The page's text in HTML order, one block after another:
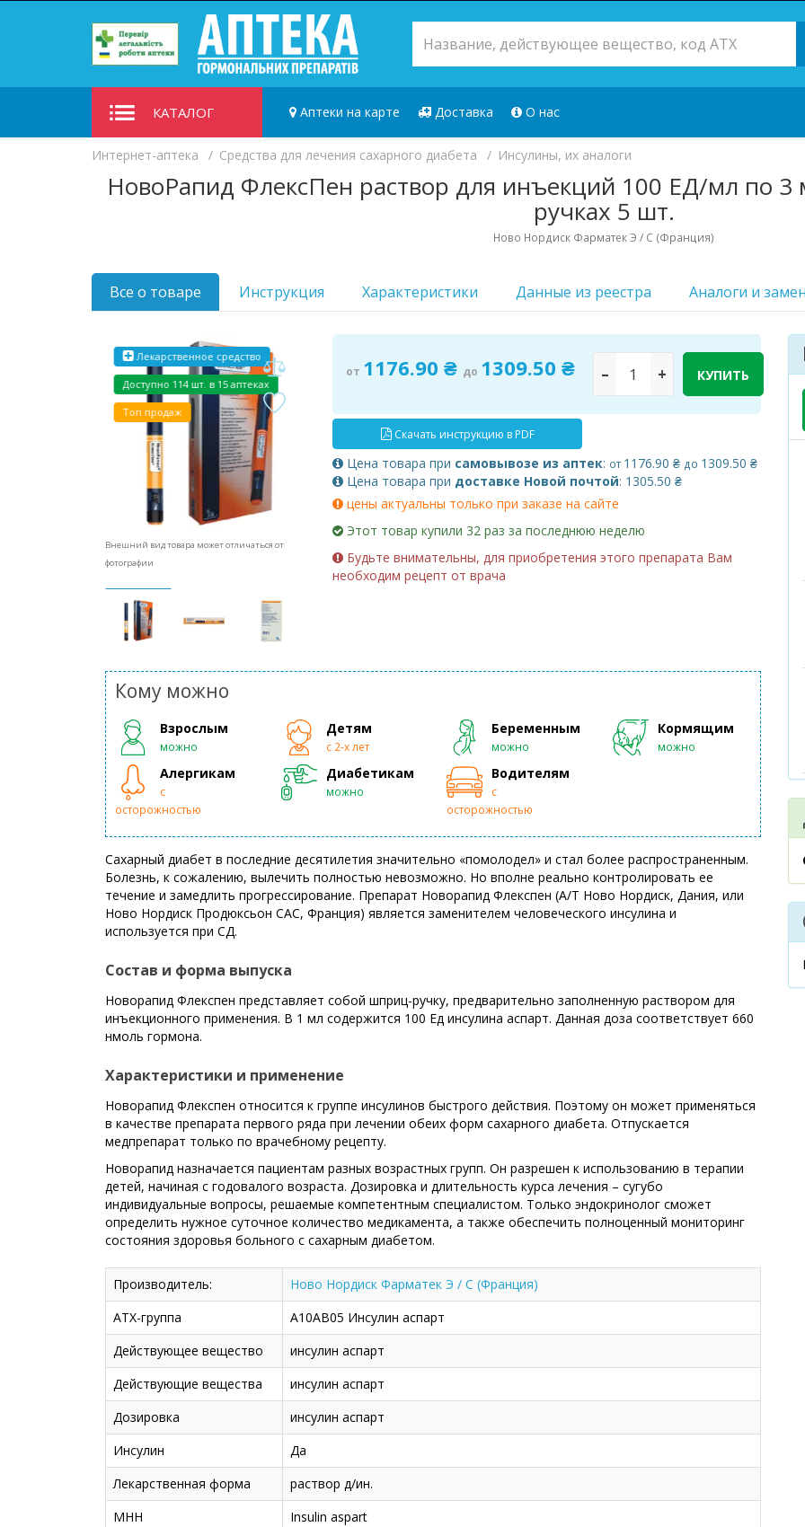
КАТАЛОГ Аптеки на карте Доставка О нас
Интернет-аптека Средства для лечения сахарного диабета Инсулины, их аналоги
НовоРапид ФлексПен раствор для инъекций 100 ЕД/мл по
ручках 5 шт.
Ново Нордиск Фарматек Э / С (Франция)
Все о товаре Инструкция Характеристики Данные из реестра Аналоги и
Лекарственное средство
Доступно 114 шт. в 15 аптеках
Топ продаж
Доступно 114
Топ продаж
Внешний вид товара может отличаться от
фотографии
от 1176.90 ₴ до 1309.50 ₴ – + КУПИТЬ
Скачать инструкцию в PDF
Цена товара при самовывозе из аптек: от 1176.90 ₴ до 1309.50 ₴
Цена товара при доставке Новой почтой: 1305.50 ₴
цены актуальны только при заказе на сайте
Этот товар купили 32 раз за последнюю неделю
Будьте внимательны, для приобретения этого препарата Вам
необходим рецепт от врача
Кому можно
Взрослым
можно
Детям
с 2-х лет
Беременным
можно
Кормящим
можно
Алергикам
с
осторожностью
Диабетикам
можно
Водителям
с
осторожностью
Сахарный диабет в последние десятилетия значительно «помолодел» и стал более распространенным.
Болезнь, к сожалению, вылечить полностью невозможно. Но вполне реально контролировать ее
течение и замедлить прогрессирование. Препарат Новорапид Флекспен (А/Т Ново Нордиск, Дания, или
Ново Нордиск Продюксьон САС, Франция) является заменителем человеческого инсулина и
используется при СД.
Состав и форма выпуска
Новорапид Флекспен представляет собой шприц-ручку, предварительно заполненную раствором для
инъекционного применения. В 1 мл содержится 100 Ед инсулина аспарт. Данная доза соответствует 660
нмоль гормона.
Характеристики и применение
Новорапид Флекспен относится к группе инсулинов быстрого действия. Поэтому он может применяться
в качестве препарата первого ряда при лечении обеих форм сахарного диабета. Отпускается
медпрепарат только по врачебному рецепту.
Новорапид назначается пациентам разных возрастных групп. Он разрешен к использованию в терапии
детей, начиная с годовалого возраста. Дозировка и длительность курса лечения – сугубо
индивидуальные вопросы, решаемые компетентным специалистом. Только эндокринолог сможет
определить нужное суточное количество медикамента, а также обеспечить полноценный мониторинг
состояния здоровья больного с сахарным диабетом.
Производитель:
Ново Нордиск Фарматек Э / С (Франция)
АТХ-группа
A10AB05 Инсулин аспарт
Действующее вещество
инсулин аспарт
Действующие вещества
инсулин аспарт
Дозировка
инсулин аспарт
Инсулин
Да
Лекарственная форма
раствор д/ин.
МНН
Insulin aspart